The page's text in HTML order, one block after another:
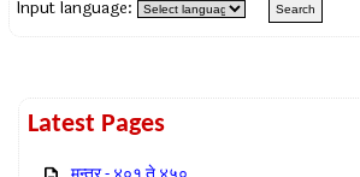
Input language:
Latest Pages